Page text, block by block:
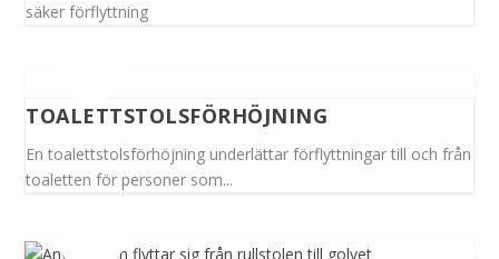
säker förflyttning
TOALETTSTOLSFÖRHÖJNING
En toalettstolsförhöjning underlättar förflyttningar till och från
toaletten för personer som...